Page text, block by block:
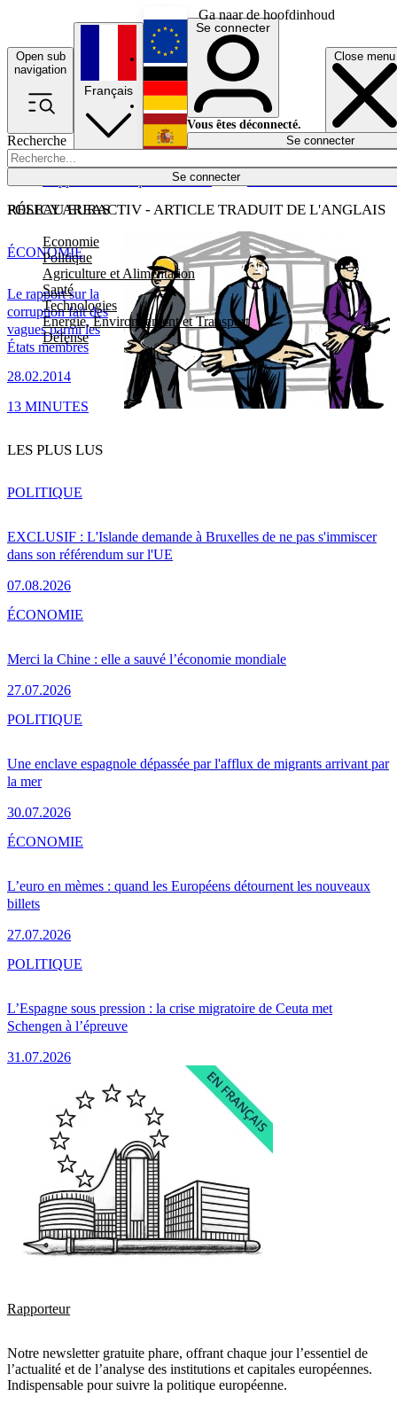
Ga naar de hoofdinhoud
Open sub
navigation
Close menu
Recherche
Se connecter
POLICY AREAS
Economie
Politique
Agriculture et Alimentation
Santé
Technologies
Energie, Environnement et Transport
Défense
Économie
Français
English
Deutsch
Español
Se connecter
Vous êtes déconnecté.
Se connecter
RÉSEAU EURACTIV - ARTICLE TRADUIT DE L'ANGLAIS
Le rapport sur la
corruption fait des
vagues parmi les
États membres
28.02.2014
ÉCONOMIE
13 MINUTES
LES PLUS LUS
EXCLUSIF : L'Islande demande à Bruxelles de ne pas s'immiscer
dans son référendum sur l'UE
07.08.2026
POLITIQUE
Merci la Chine : elle a sauvé l’économie mondiale
27.07.2026
ÉCONOMIE
Une enclave espagnole dépassée par l'afflux de migrants arrivant par
la mer
30.07.2026
POLITIQUE
L’euro en mèmes : quand les Européens détournent les nouveaux
billets
27.07.2026
ÉCONOMIE
L’Espagne sous pression : la crise migratoire de Ceuta met
Schengen à l’épreuve
31.07.2026
POLITIQUE
Rapporteur
Notre newsletter gratuite phare, offrant chaque jour l’essentiel de
l’actualité et de l’analyse des institutions et capitales européennes.
Indispensable pour suivre la politique européenne.